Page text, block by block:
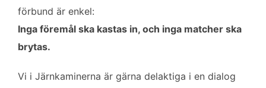
förbund är enkel:
Inga föremål ska kastas in, och inga matcher ska
brytas.
Vi i Järnkaminerna är gärna delaktiga i en dialog